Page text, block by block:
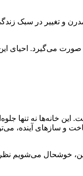
و تغییر در سبک
می‌گیرد. احیای
خانه‌ها نه تنها
و سازهای آینده،
خوشحال می‌شویم